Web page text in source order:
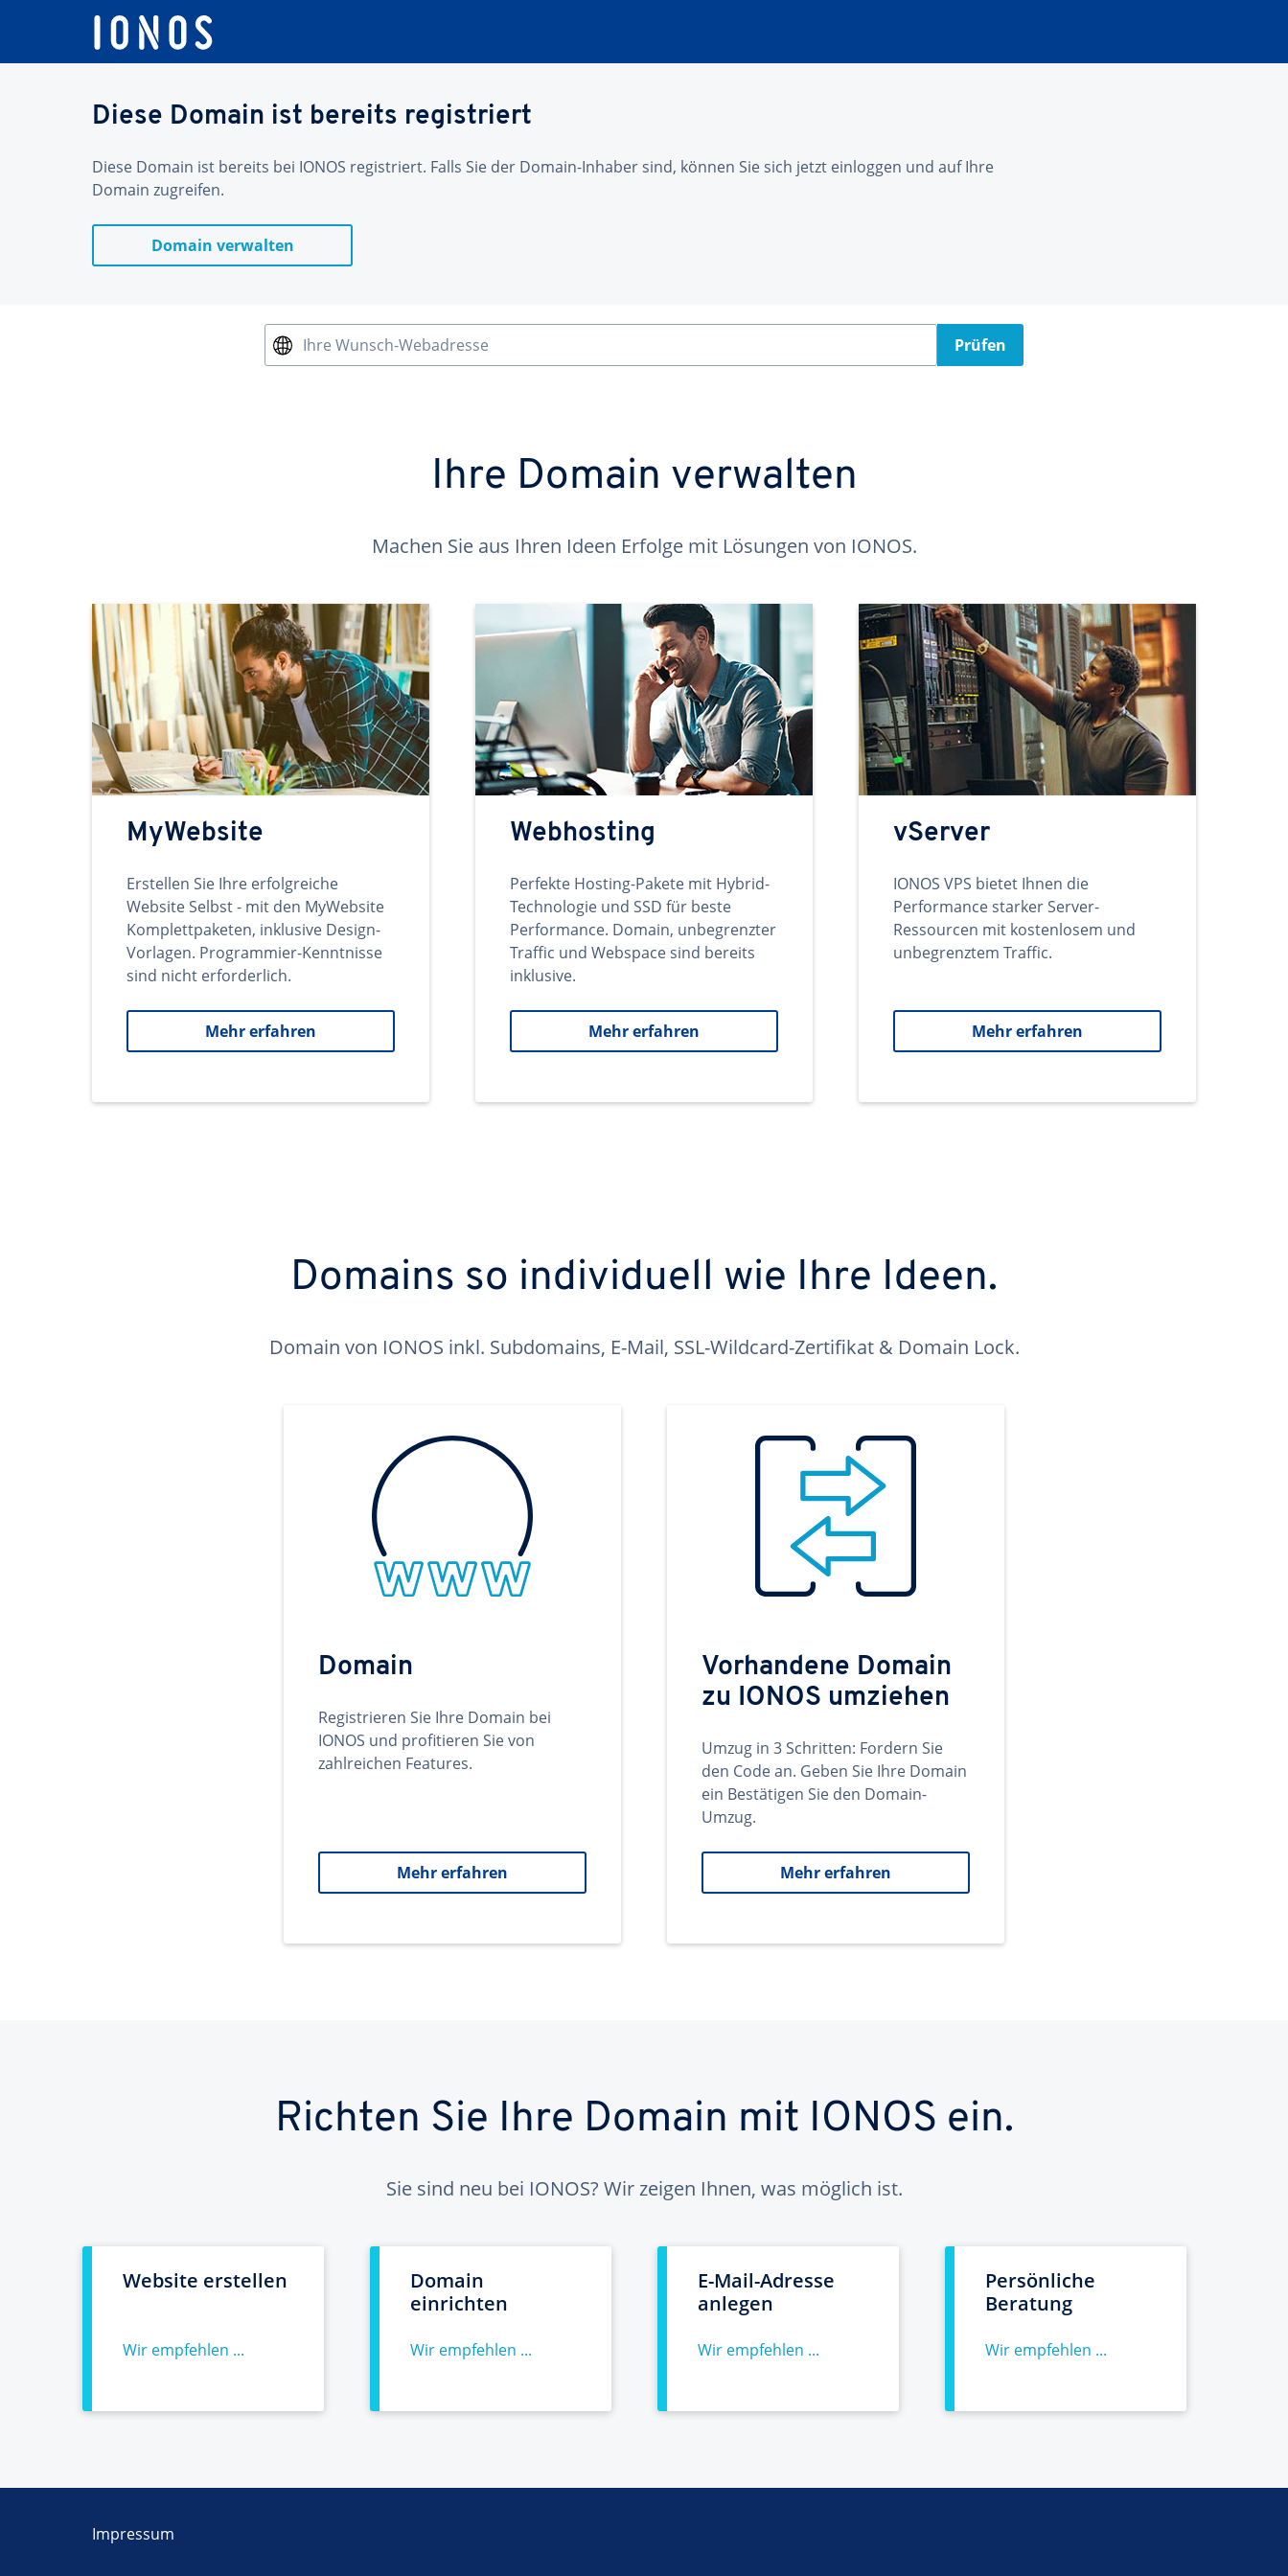
Diese Domain ist bereits registriert
Diese Domain ist bereits bei IONOS registriert. Falls Sie der Domain-Inhaber sind, können Sie sich jetzt einloggen und auf Ihre
Domain zugreifen.
Domain verwalten
Ihre Wunsch-Webadresse Prüfen
Ihre Domain verwalten
Machen Sie aus Ihren Ideen Erfolge mit Lösungen von IONOS.
MyWebsite
Erstellen Sie Ihre erfolgreiche
Website Selbst - mit den MyWebsite
Komplettpaketen, inklusive Design-
Vorlagen. Programmier-Kenntnisse
sind nicht erforderlich.
Mehr erfahren
Webhosting
Perfekte Hosting-Pakete mit Hybrid-
Technologie und SSD für beste
Performance. Domain, unbegrenzter
Traffic und Webspace sind bereits
inklusive.
Mehr erfahren
vServer
IONOS VPS bietet Ihnen die
Performance starker Server-
Ressourcen mit kostenlosem und
unbegrenztem Traffic.
Mehr erfahren
Domains so individuell wie Ihre Ideen.
Domain von IONOS inkl. Subdomains, E-Mail, SSL-Wildcard-Zertifikat & Domain Lock.
Domain
Registrieren Sie Ihre Domain bei
IONOS und profitieren Sie von
zahlreichen Features.
Mehr erfahren
Vorhandene Domain
zu IONOS umziehen
Umzug in 3 Schritten: Fordern Sie
den Code an. Geben Sie Ihre Domain
ein Bestätigen Sie den Domain-
Umzug.
Mehr erfahren
Richten Sie Ihre Domain mit IONOS ein.
Sie sind neu bei IONOS? Wir zeigen Ihnen, was möglich ist.
Website erstellen
Wir empfehlen ...
Domain
einrichten
Wir empfehlen ...
E-Mail-Adresse
anlegen
Wir empfehlen ...
Persönliche
Beratung
Wir empfehlen ...
Impressum